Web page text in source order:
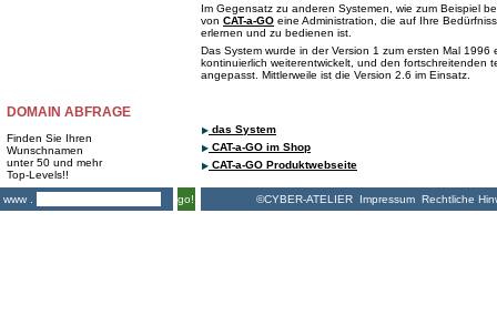
DOMAIN ABFRAGE
Finden Sie Ihren
Wunschnamen
unter 50 und mehr
Top-Levels!!
www .
go!
Im Gegensatz zu anderen Systemen, wie zum Beispiel
von CAT-a-GO eine Administration, die auf Ihre
erlernen und zu bedienen ist.
Das System wurde in der Version 1 zum ersten Mal 1996
kontinuierlich weiterentwickelt, und den fortschreitenden
angepasst. Mittlerweile ist die Version 2.6 im Einsatz.
das System
CAT-a-GO im Shop
CAT-a-GO Produktwebseite
©CYBER-ATELIER Impressum Rechtliche